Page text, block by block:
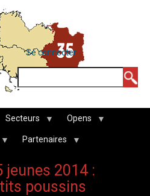
MENU
DU
COMPTE
DE
Se connecter
Secteurs Opens
Partenaires
jeunes 2014 :
poussins